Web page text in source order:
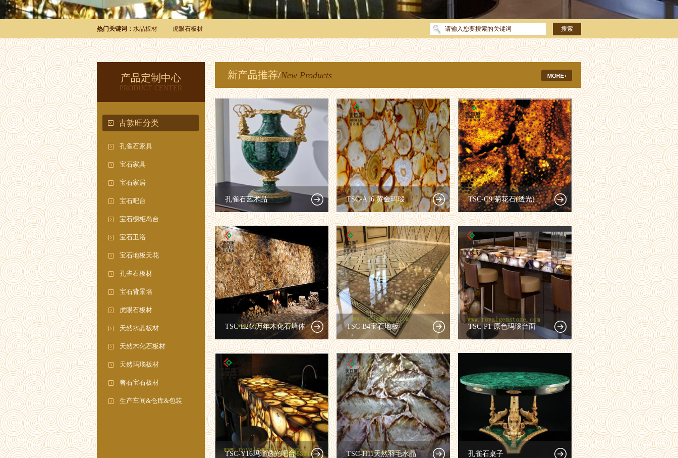
热门关键词： 水晶板材 虎眼石板材
产品定制中心
PRODUCT CENTER
古敦旺分类
孔雀石家具
宝石家具
宝石家居
宝石吧台
宝石橱柜岛台
宝石卫浴
宝石地板天花
孔雀石板材
宝石背景墙
虎眼石板材
天然水晶板材
天然木化石板材
天然玛瑙板材
奢石宝石板材
生产车间&仓库&包装
新产品推荐/New Products
孔雀石艺术品 TSC-A16 黄金玛瑙 TSC-G9 菊花石(透光)
TSC-E2亿万年木化石墙体 TSC-B4宝石地板 TSC-P1 原色玛瑙台面
TSC-Y16玛瑙透光吧台 TSC-H11天然羽毛水晶 孔雀石桌子